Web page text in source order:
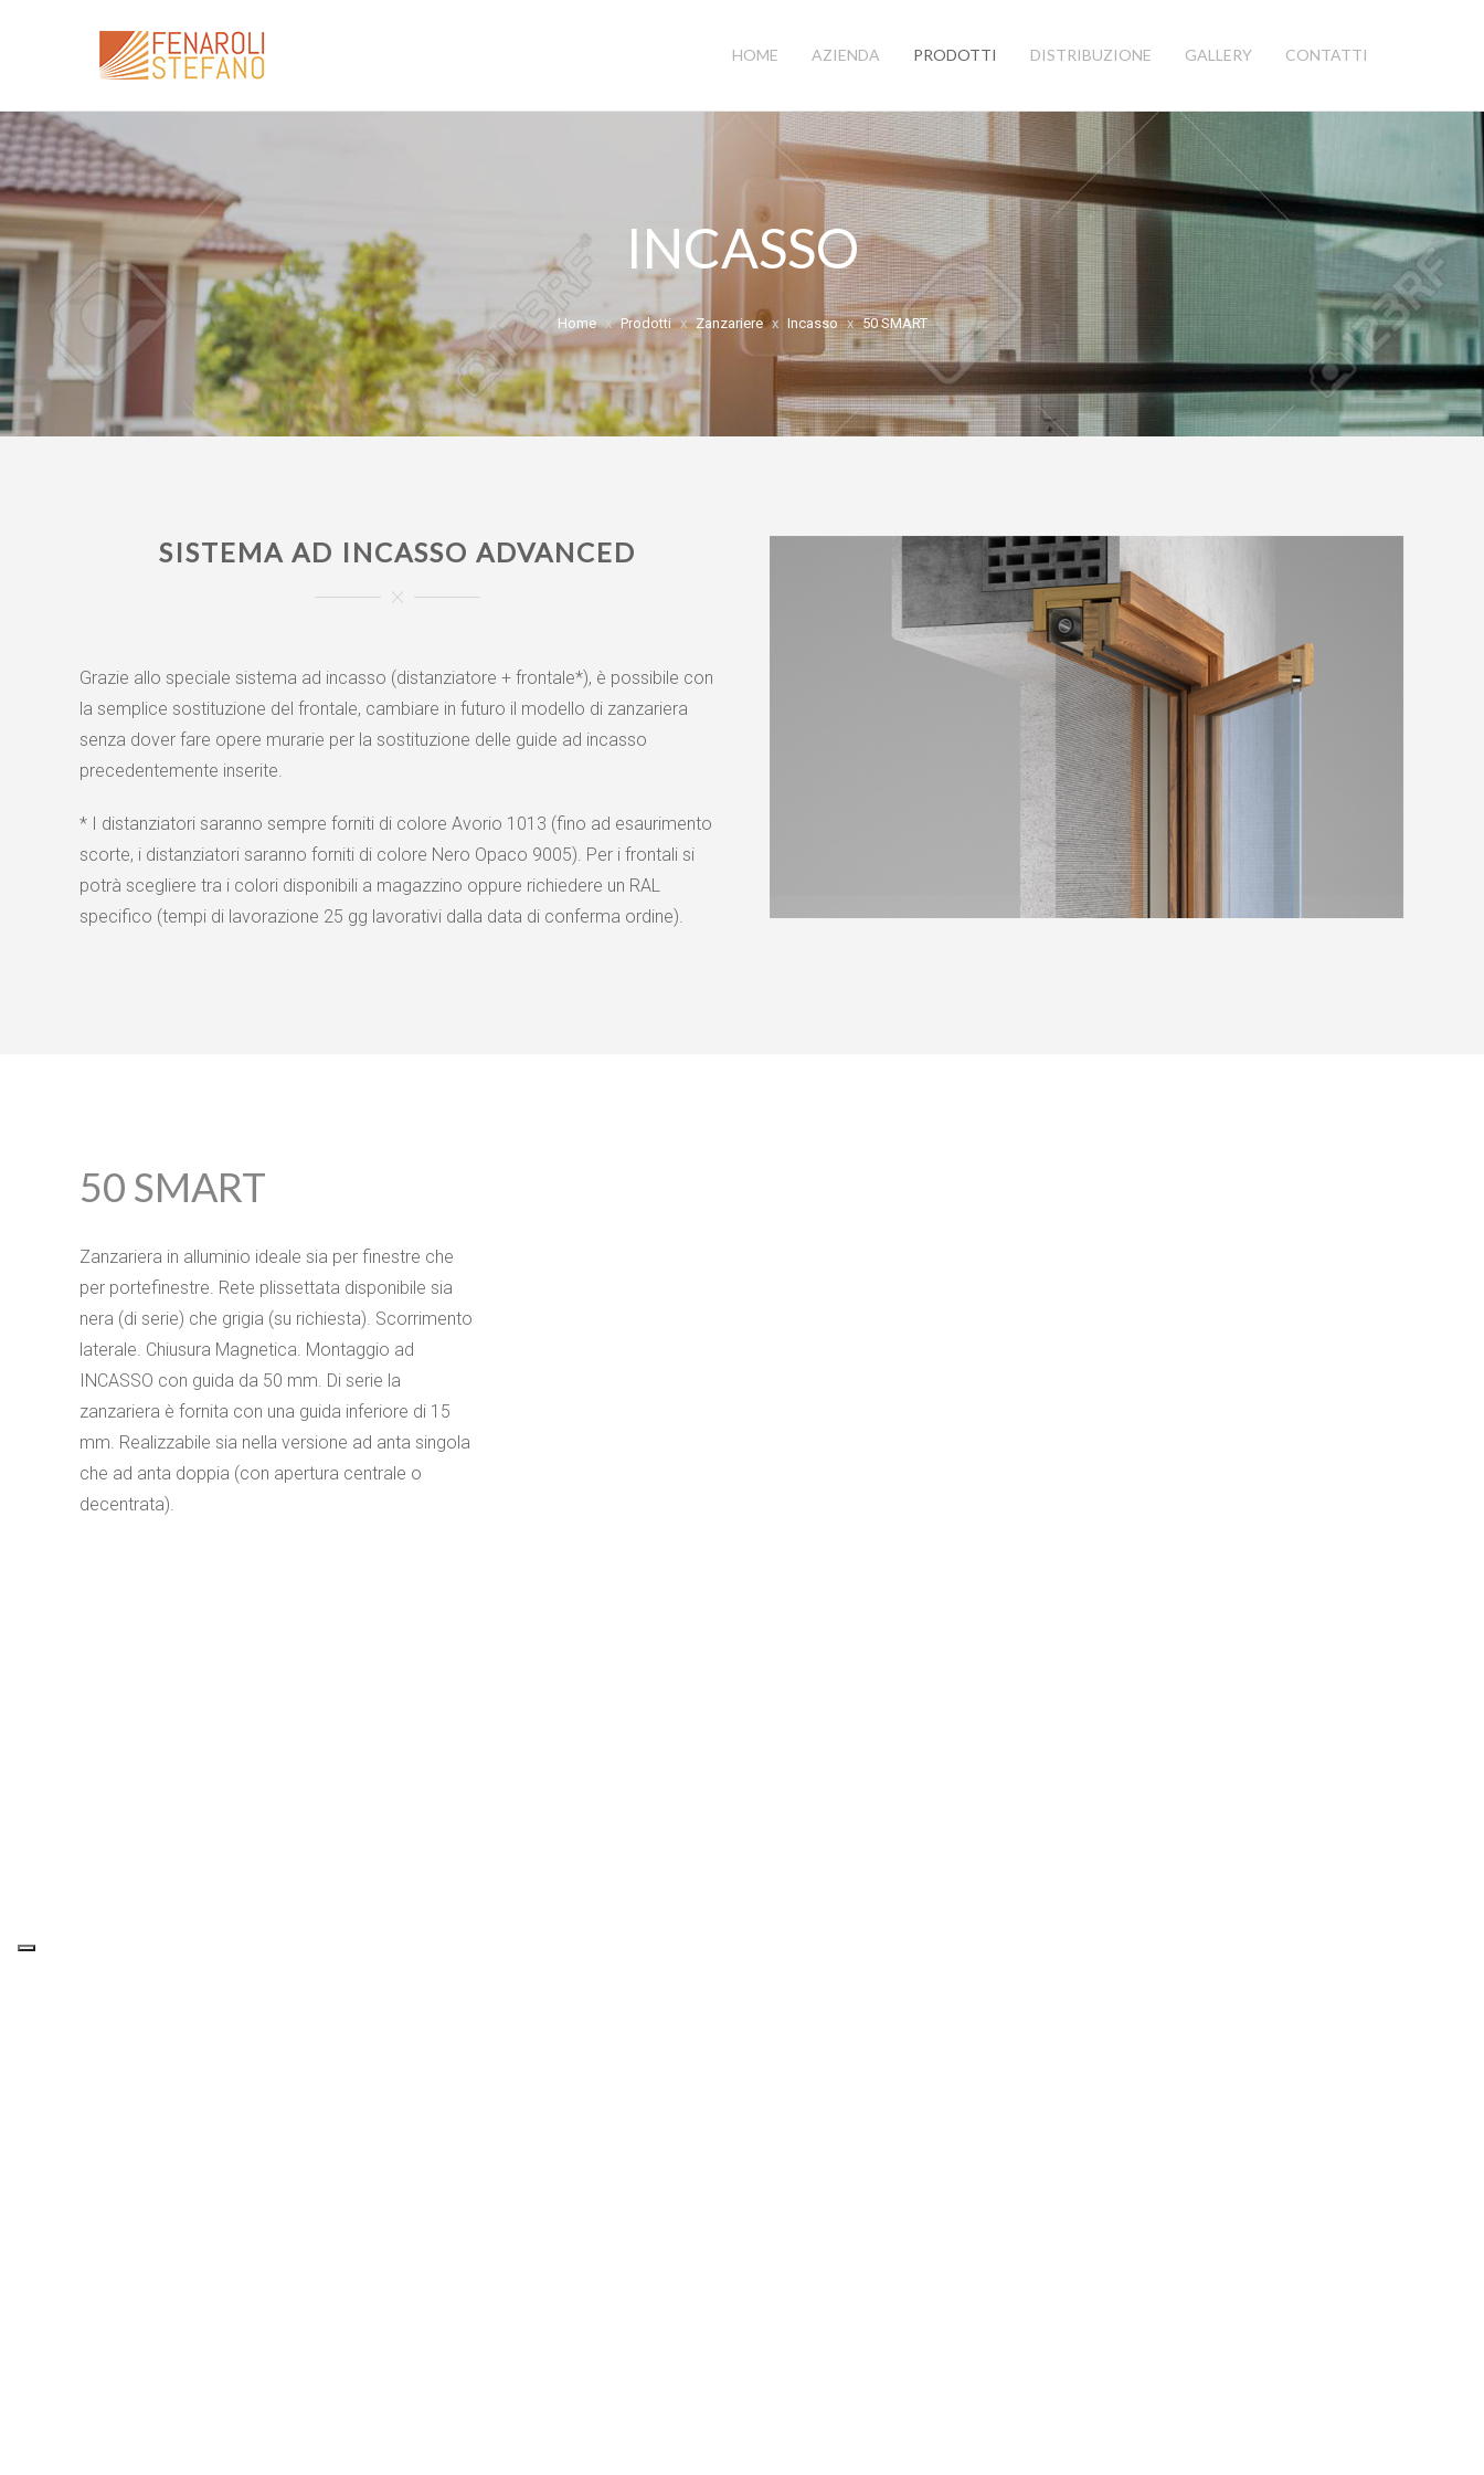
HOME AZIENDA PRODOTTI DISTRIBUZIONE GALLERY CONTATTI
INCASSO
Home Prodotti Zanzariere Incasso 50 SMART
SISTEMA AD INCASSO ADVANCED
Grazie allo speciale sistema ad incasso (distanziatore + frontale*), è possibile con
la semplice sostituzione del frontale, cambiare in futuro il modello di zanzariera
senza dover fare opere murarie per la sostituzione delle guide ad incasso
precedentemente inserite.
* I distanziatori saranno sempre forniti di colore Avorio 1013 (fino ad esaurimento
scorte, i distanziatori saranno forniti di colore Nero Opaco 9005). Per i frontali si
potrà scegliere tra i colori disponibili a magazzino oppure richiedere un RAL
specifico (tempi di lavorazione 25 gg lavorativi dalla data di conferma ordine).
50 SMART
Zanzariera in alluminio ideale sia per finestre che
per portefinestre. Rete plissettata disponibile sia
nera (di serie) che grigia (su richiesta). Scorrimento
laterale. Chiusura Magnetica. Montaggio ad
INCASSO con guida da 50 mm. Di serie la
zanzariera è fornita con una guida inferiore di 15
mm. Realizzabile sia nella versione ad anta singola
che ad anta doppia (con apertura centrale o
decentrata).